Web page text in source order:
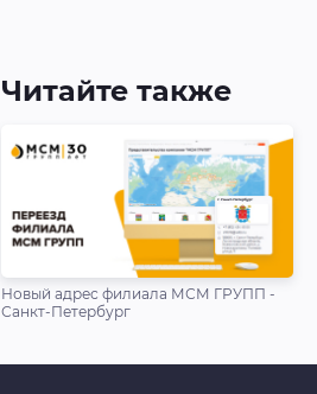
Читайте также
Новый адрес филиала МСМ ГРУПП -
Санкт-Петербург